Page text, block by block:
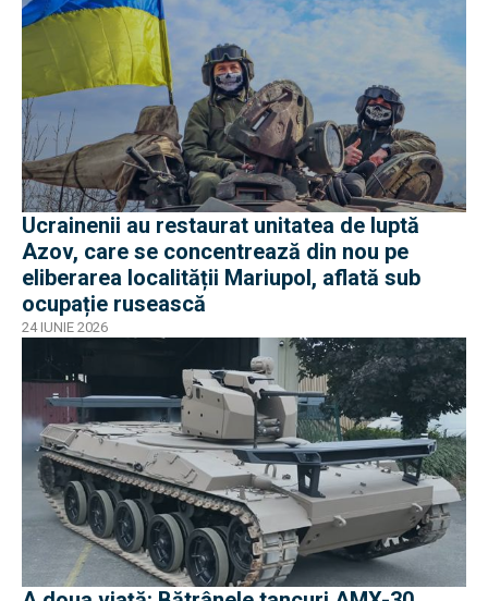
Ucrainenii au restaurat unitatea de luptă
Azov, care se concentrează din nou pe
eliberarea localității Mariupol, aflată sub
ocupație rusească
24 IUNIE 2026